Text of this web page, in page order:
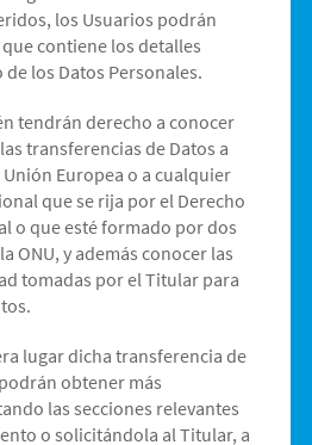
los Usuarios podrán
contiene los detalles
los Datos Personales.
tendrán derecho a conocer
transferencias de Datos a
Europea o a cualquier
que se rija por el Derecho
o que esté formado por dos
ONU, y además conocer las
tomadas por el Titular para
lugar dicha transferencia de
obtener más
las secciones relevantes
o solicitándola al Titular, a